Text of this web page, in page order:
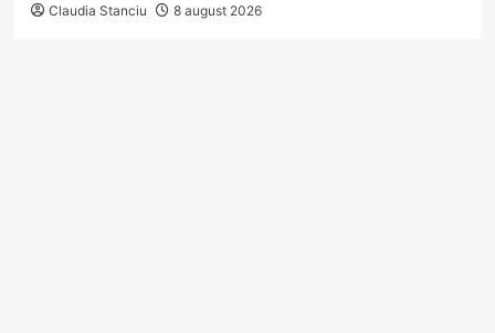
Claudia Stanciu 8 august 2026